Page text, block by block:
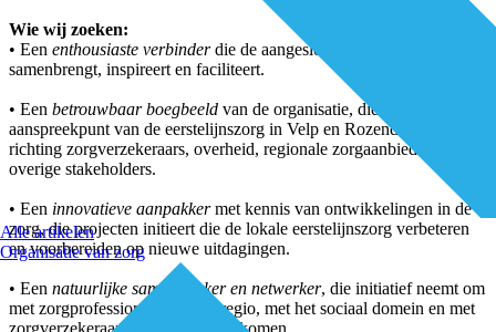
Alle artikelen
Organisatie van zorg
Wie wij zoeken:
• Een enthousiaste verbinderdie de aangesloten zorgverleners
samenbrengt, inspireert en faciliteert.
• Een betrouwbaar boegbeeld van de organisatie, die daarmee
aanspreekpunt van de eerstelijnszorg in Velp en Rozendaal is
richting zorgverzekeraars, overheid, regionale zorgaanbieders en
overige stakeholders.
• Een innovatieve aanpakkermet kennis van ontwikkelingen in de
zorg, die projecten initieert die de lokale eerstelijnszorg verbeteren
en voorbereiden op nieuwe uitdagingen.
• Een natuurlijke samenwerker en netwerker, die initiatief neemt om
met zorgprofessionals, met de regio, met het sociaal domein en met
zorgverzekeraars tot innovatie te komen.